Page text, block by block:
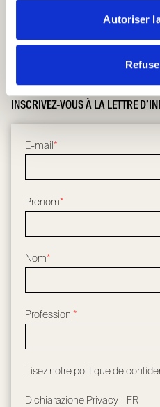
Autoriser
Points de vente
INSCRIVEZ-VOUS À LA LETTRE
E-mail*
Prenom*
Nom*
Profession *
Lisez notre politique de
Dichiarazione Privacy - FR